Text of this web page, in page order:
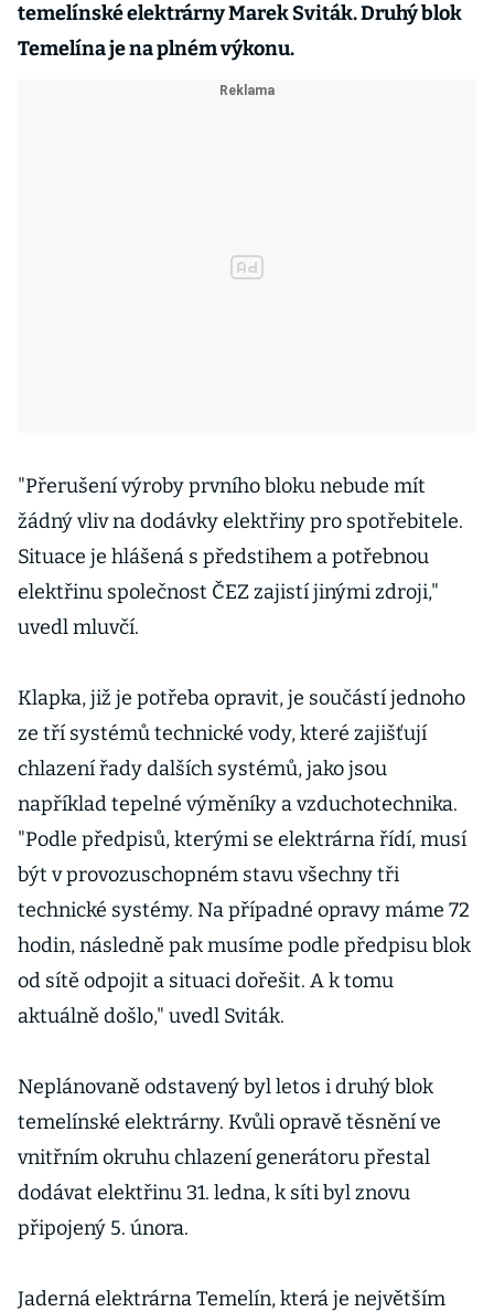
temelínské elektrárny Marek Sviták. Druhý blok
Temelína je na plném výkonu.
"Přerušení výroby prvního bloku nebude mít
žádný vliv na dodávky elektřiny pro spotřebitele.
Situace je hlášená s předstihem a potřebnou
elektřinu společnost ČEZ zajistí jinými zdroji,"
uvedl mluvčí.
Klapka, již je potřeba opravit, je součástí jednoho
ze tří systémů technické vody, které zajišťují
chlazení řady dalších systémů, jako jsou
například tepelné výměníky a vzduchotechnika.
"Podle předpisů, kterými se elektrárna řídí, musí
být v provozuschopném stavu všechny tři
technické systémy. Na případné opravy máme 72
hodin, následně pak musíme podle předpisu blok
od sítě odpojit a situaci dořešit. A k tomu
aktuálně došlo," uvedl Sviták.
Neplánovaně odstavený byl letos i druhý blok
temelínské elektrárny. Kvůli opravě těsnění ve
vnitřním okruhu chlazení generátoru přestal
dodávat elektřinu 31. ledna, k síti byl znovu
připojený 5. února.
Jaderná elektrárna Temelín, která je největším